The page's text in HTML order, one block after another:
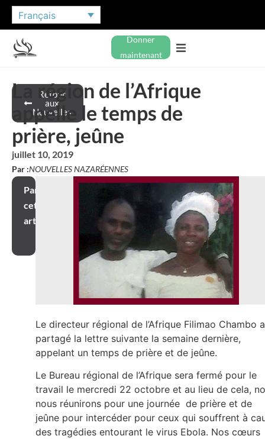
Français
Donner
maintenant
Retour
aux
Nouvelles
La région de l’Afrique
appelle le temps de
prière, jeûne
juillet 10, 2019
Par :NOUVELLES NAZARÉENNES
Partager
cet
article
Le directeur régional de l’Afrique Filimao Chambo a
partagé la lettre suivante la semaine dernière,
appelant un temps de prière et de jeûne.
Le Bureau régional de l’Afrique sera fermé pour le
travail le mercredi 22 octobre et au lieu de cela,
nous réunirons pour une journée de prière et de
jeûne pour intercéder pour ceux qui souffrent à
des tragédies entourant le virus Ebola. Nos cœurs